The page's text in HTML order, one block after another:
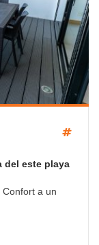
del este playa
a un